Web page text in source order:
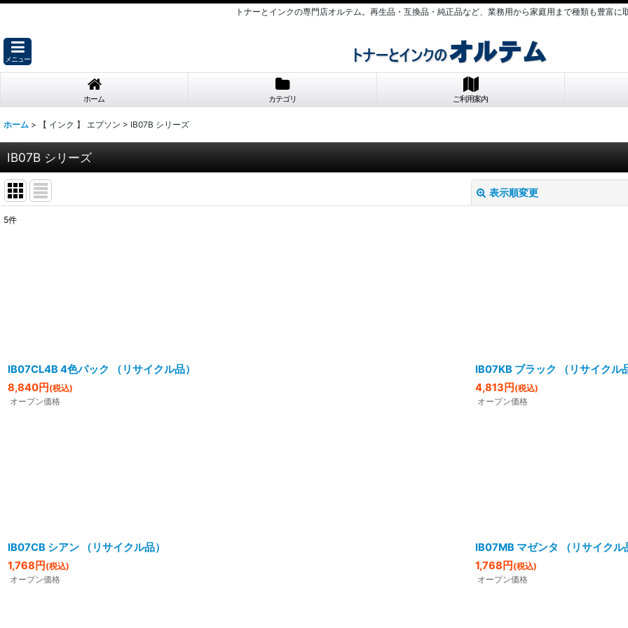
トナーとインクの専門店オルテム。再生品・互換品・純正品など、業務用から家庭用まで種類も豊富に
メニュー
ホーム カテゴリ ご利用案内
ホーム > 【 インク 】 エプソン > IB07B シリーズ
IB07B シリーズ
表示順変更
5件
IB07CL4B 4色パック （リサイクル品）
8,840円 (税込)
オープン価格
IB07KB ブラック （リサイクル
4,813 円 (税込)
オープン価格
IB07CB シアン （リサイクル品）
1,768 円 (税込)
オープン価格
IB07MB マゼンタ （リサイクル
1,768 円 (税込)
オープン価格